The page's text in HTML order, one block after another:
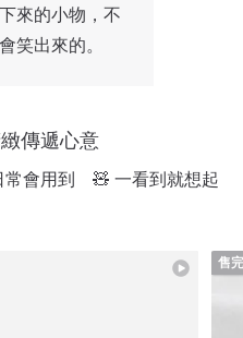
來的小物，不
笑出來的。
傳遞心意
會用到　🧸 一看到就想起
售